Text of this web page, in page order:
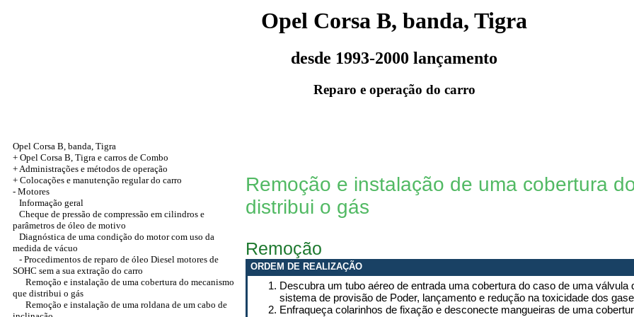
Opel Corsa B, banda, Tigra
desde 1993-2000 lançamento
Reparo e operação do carro
Opel Corsa B, banda, Tigra
+ Opel Corsa B, Tigra e carros de Combo
+ Administrações e métodos de operação
+ Colocações e manutenção regular do carro
- Motores
Informação geral
Cheque de pressão de compressão em cilindros e
parâmetros de óleo de motivo
Diagnóstica de uma condição do motor com uso da
medida de vácuo
- Procedimentos de reparo de óleo Diesel motores de
SOHC sem a sua extração do carro
Remoção e instalação de uma cobertura do mecanismo
que distribui o gás
Remoção e instalação de uma roldana de um cabo de
Remoção e instalação de uma cobertura
distribui o gás
Remoção
ORDEM DE REALIZAÇÃO
Descubra um tubo aéreo de entrada uma cobertura do caso de uma válvula
sistema de provisão de Poder, lançamento e redução na toxicidade dos
Enfraqueça colarinhos de fixação e desconecte mangueiras de uma